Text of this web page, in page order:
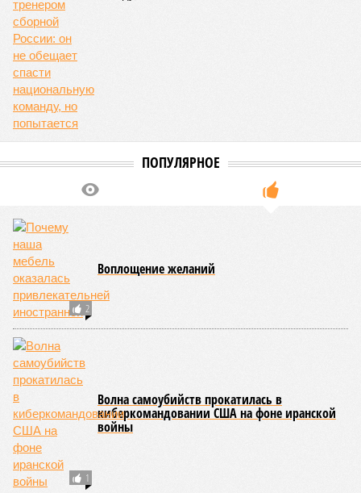
Источник: https://avaho.ru/novostroyka/moskva/uvao/lyublino/svetlyy-mir-
Если да, то на каком основании декларируются конкретные
даты сдачи жилого комплекса (декабрь 2026 – март 2028),
если фаза активных строительных работ, если судить по
отсутствию техники на площадке, ещё не началась? При
этом на бумаге даты ввода ЖК в строй продолжают
фигурировать
Для почти четырёх тысяч будущих собственников квартир
время давно измеряется не календарём, а очередными
продолжают указывать даты сдачи, главным индикатором
остается сама стройка. Если на ней по-прежнему не видно
признаков масштабных работ, то неизбежно возникает
вопрос: не превращаются ли сроки ввода в декларацию,
которая все больше расходится с реальным положением
дел? Именно на этот вопрос сегодня больше всего ждут
ответа дольщики ЖК «Станция Л».
Украинскому
кандидату в
конгресс США
запретили
приходить на пляж
после драки
Попытки Запада